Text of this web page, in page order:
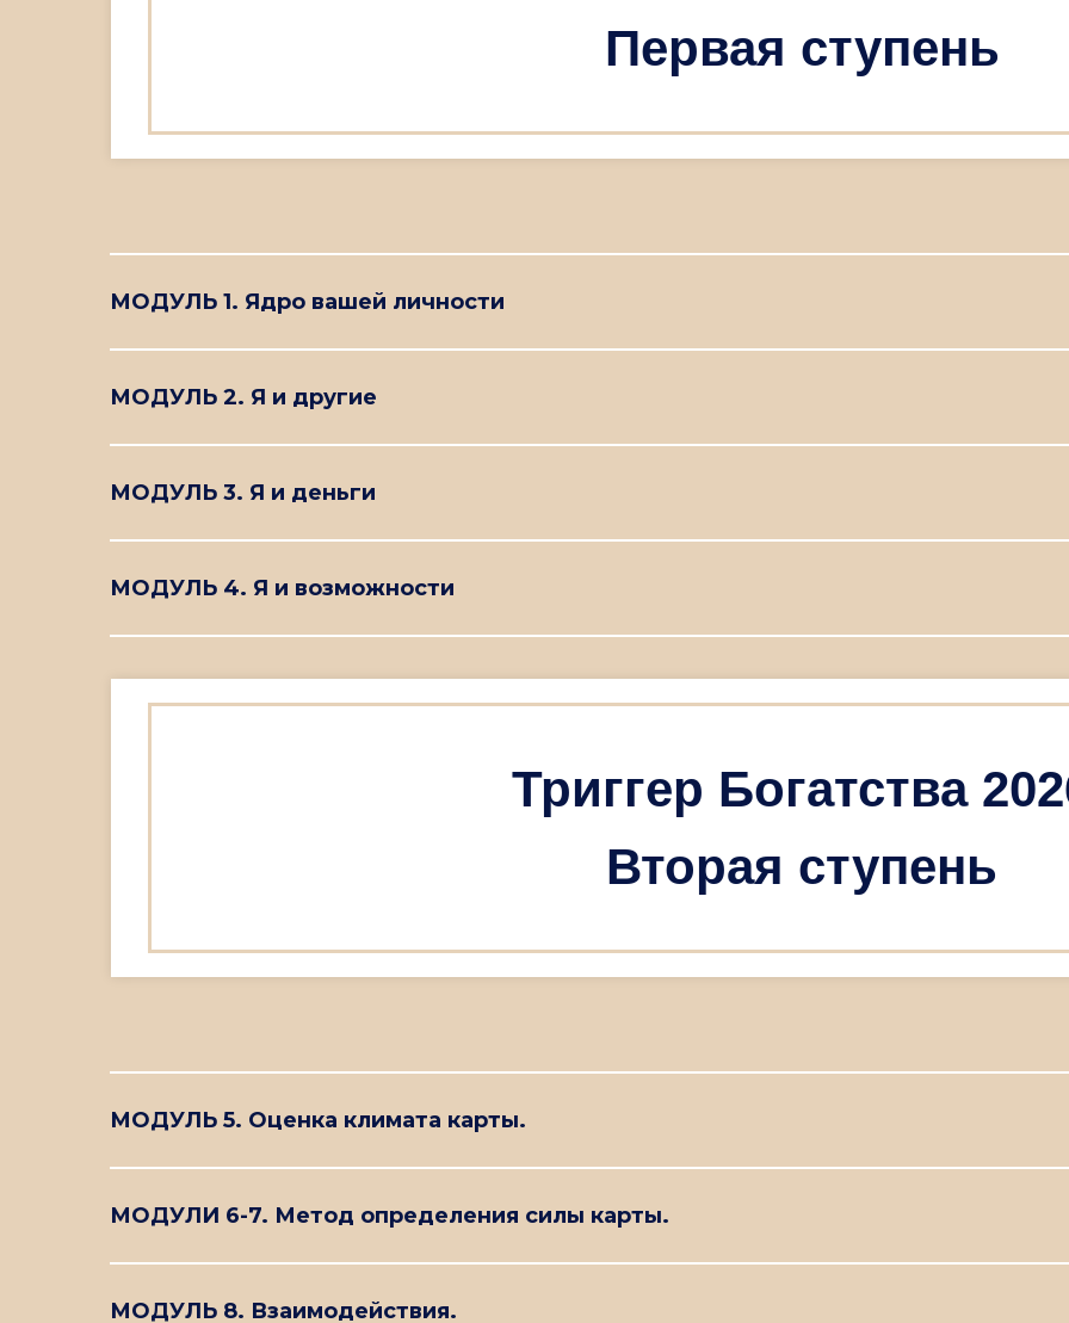
Первая ступень
МОДУЛЬ 1. Ядро вашей личности
МОДУЛЬ 2. Я и другие
МОДУЛЬ 3. Я и деньги
МОДУЛЬ 4. Я и возможности
Триггер Богатства
Вторая ступень
МОДУЛЬ 5. Оценка климата карты.
МОДУЛИ 6-7. Метод определения силы карты.
МОДУЛЬ 8. Взаимодействия.